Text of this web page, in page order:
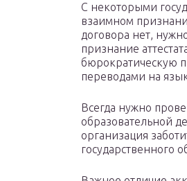
С некоторыми
взаимном
договора нет,
признание
бюрократическую
переводами на
Всегда нужно
образовательной
организация
государственного